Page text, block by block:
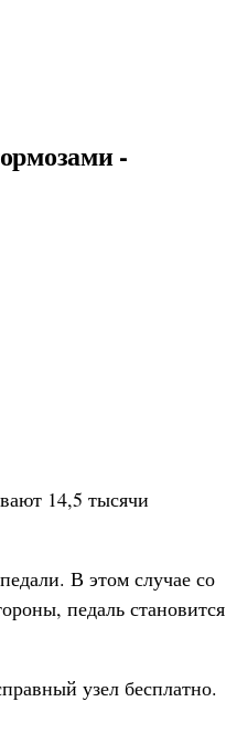
-
14,5 тысячи
В этом случае со
педаль становится
узел бесплатно.